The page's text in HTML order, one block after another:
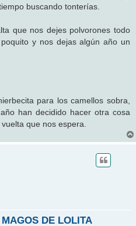
buscando tonterías.
que nos dejes polvorones todo
y nos dejas algún año un
para los camellos sobra,
han decidido hacer otra cosa
que nos espera.
DE LOLITA